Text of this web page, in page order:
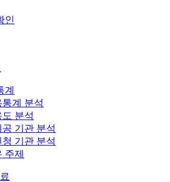
인
계
계 분석
분석
기관 분석
기관 분석
주제